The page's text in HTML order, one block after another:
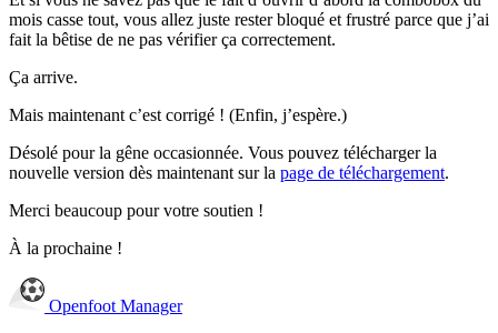
mois casse tout, vous allez juste rester bloqué et frustré parce que j’ai
fait la bêtise de ne pas vérifier ça correctement.
Ça arrive.
Mais maintenant c’est corrigé ! (Enfin, j’espère.)
Désolé pour la gêne occasionnée. Vous pouvez télécharger la
nouvelle version dès maintenant sur la page de téléchargement.
Merci beaucoup pour votre soutien !
À la prochaine !
OpenfootManager